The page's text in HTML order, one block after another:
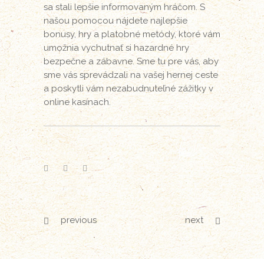
sa stali lepšie informovaným hráčom. S
našou pomocou nájdete najlepšie
bonusy, hry a platobné metódy, ktoré vám
umožnia vychutnať si hazardné hry
bezpečne a zábavne. Sme tu pre vás, aby
sme vás sprevádzali na vašej hernej ceste
a poskytli vám nezabudnuteľné zážitky v
online kasínach.
previous next